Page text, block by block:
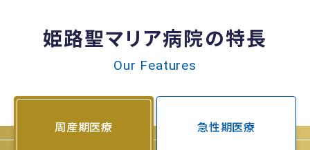
姫路聖マリア病院の特長
Our Features
周産期医療 急性期医療